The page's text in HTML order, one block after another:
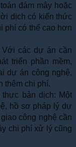
đám mây hoặc
dịch có kiến thức
phí có thể cao hơn
Với các dự án cần
triển phần mềm,
dự án công nghệ,
thêm chi phí.
bản dịch: Một
hồ sơ pháp lý dự
công nghệ cần
chi phí xử lý cũng